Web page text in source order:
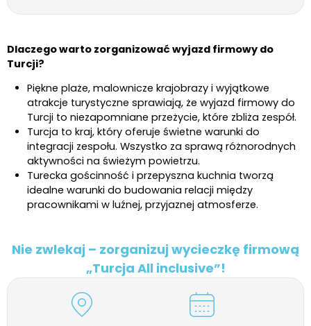
Dlaczego warto zorganizować wyjazd firmowy do
Turcji?
Piękne plaże, malownicze krajobrazy i wyjątkowe
atrakcje turystyczne sprawiają, że wyjazd firmowy do
Turcji to niezapomniane przeżycie, które zbliża zespół.
Turcja to kraj, który oferuje świetne warunki do
integracji zespołu. Wszystko za sprawą różnorodnych
aktywności na świeżym powietrzu.
Turecka gościnność i przepyszna kuchnia tworzą
idealne warunki do budowania relacji między
pracownikami w luźnej, przyjaznej atmosferze.
Nie zwlekaj – zorganizuj wycieczkę firmową
„Turcja All inclusive”!